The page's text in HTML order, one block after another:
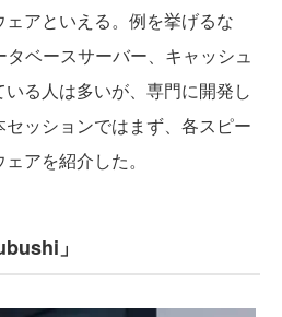
アといえる。例を挙げるな
ベースサーバー、キャッシュ
る人は多いが、専門に開発し
ッションではまず、各スピー
アを紹介した。
」